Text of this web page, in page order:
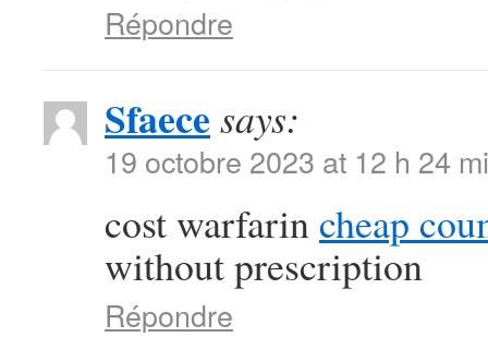
Répondre
Sfaece says:
19 octobre 2023 at 12 h 24
cost warfarin cheap
without prescription
Répondre